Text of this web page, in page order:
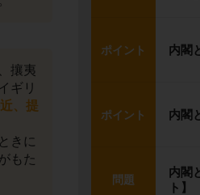
攘夷
ギリ
、提
きに
もた
ポイント 内閣
ポイント 内閣
問題
内閣
ト】